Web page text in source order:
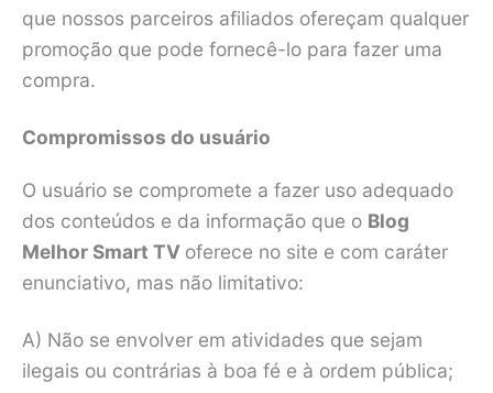
que nossos parceiros afiliados ofereçam qualquer
promoção que pode fornecê-lo para fazer uma
compra.
Compromissos do usuário
O usuário se compromete a fazer uso adequado
dos conteúdos e da informação que o Blog
Melhor Smart TV oferece no site e com caráter
enunciativo, mas não limitativo:
A) Não se envolver em atividades que sejam
ilegais ou contrárias à boa fé e à ordem pública;